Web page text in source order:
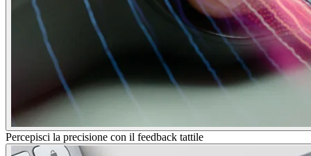
Percepisci la precisione con il feedback tattile